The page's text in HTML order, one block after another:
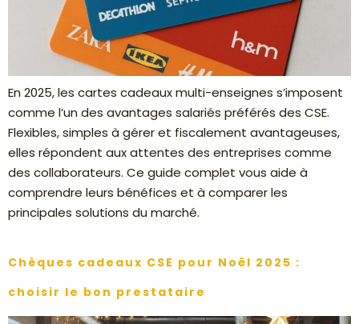
En 2025, les cartes cadeaux multi-enseignes s’imposent
comme l’un des avantages salariés préférés des CSE.
Flexibles, simples à gérer et fiscalement avantageuses,
elles répondent aux attentes des entreprises comme
des collaborateurs. Ce guide complet vous aide à
comprendre leurs bénéfices et à comparer les
principales solutions du marché.
Chèques cadeaux CSE pour Noël 2025 :
choisir le bon prestataire